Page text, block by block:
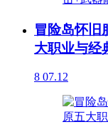
冒险岛怀旧
大职业与经
8 07.12